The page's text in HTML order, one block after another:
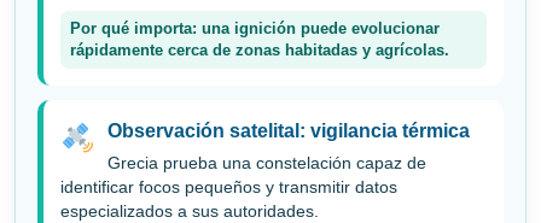
Por qué importa: una ignición puede evolucionar
rápidamente cerca de zonas habitadas y agrícolas.
Observación satelital: vigilancia térmica
Grecia prueba una constelación capaz de
identificar focos pequeños y transmitir datos
especializados a sus autoridades.